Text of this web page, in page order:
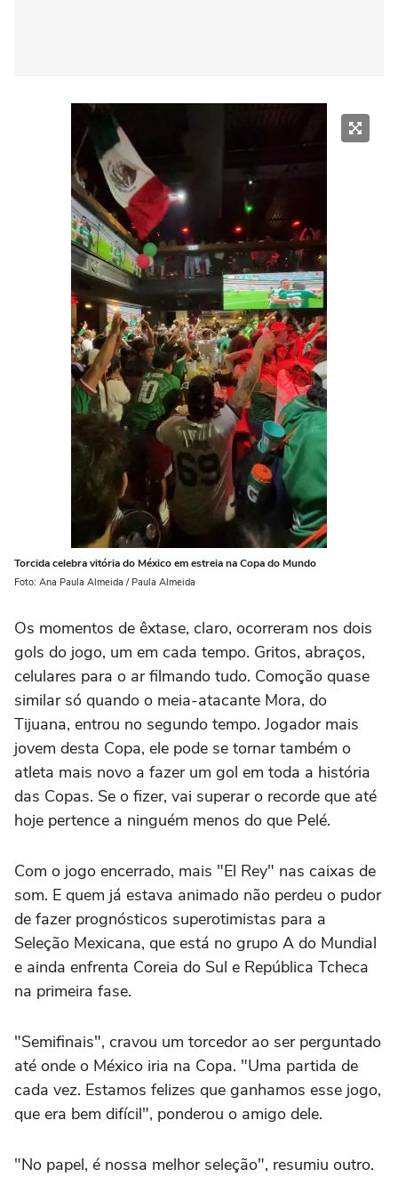
Torcida celebra vitória do México em estreia na Copa do Mundo
Foto: Ana Paula Almeida / Paula Almeida
Os momentos de êxtase, claro, ocorreram nos dois
gols do jogo, um em cada tempo. Gritos, abraços,
celulares para o ar filmando tudo. Comoção quase
similar só quando o meia-atacante Mora, do
Tijuana, entrou no segundo tempo. Jogador mais
jovem desta Copa, ele pode se tornar também o
atleta mais novo a fazer um gol em toda a história
das Copas. Se o fizer, vai superar o recorde que até
hoje pertence a ninguém menos do que Pelé.
Com o jogo encerrado, mais "El Rey" nas caixas de
som. E quem já estava animado não perdeu o pudor
de fazer prognósticos superotimistas para a
Seleção Mexicana, que está no grupo A do Mundial
e ainda enfrenta Coreia do Sul e República Tcheca
na primeira fase.
"Semifinais", cravou um torcedor ao ser perguntado
até onde o México iria na Copa. "Uma partida de
cada vez. Estamos felizes que ganhamos esse jogo,
que era bem difícil", ponderou o amigo dele.
"No papel, é nossa melhor seleção", resumiu outro.